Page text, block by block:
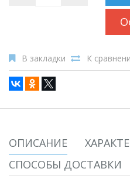
В закладки К
ОПИСАНИЕ
СПОСОБЫ ДОСТАВКИ